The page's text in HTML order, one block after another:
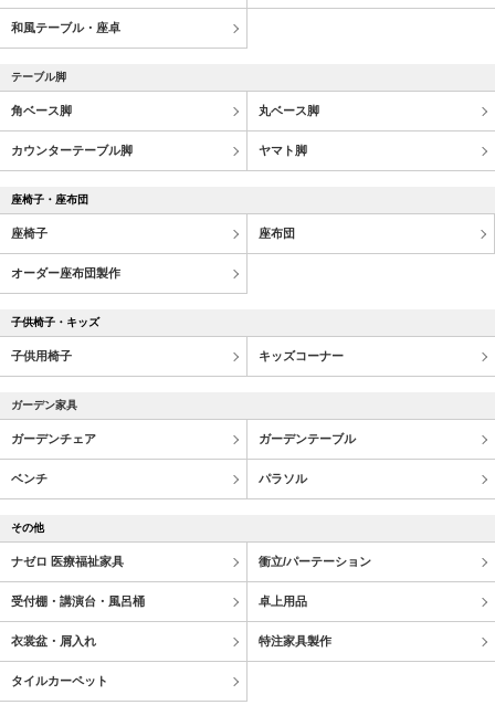
和風テーブル・座卓
テーブル脚
角ベース脚 丸ベース脚
カウンターテーブル脚 ヤマト脚
座椅子・座布団
座椅子 座布団
オーダー座布団製作
子供椅子・キッズ
子供用椅子 キッズコーナー
ガーデン家具
ガーデンチェア ガーデンテーブル
ベンチ パラソル
その他
ナゼロ 医療福祉家具 衝立/パーテーション
受付棚・講演台・風呂桶 卓上用品
衣裳盆・屑入れ 特注家具製作
タイルカーペット